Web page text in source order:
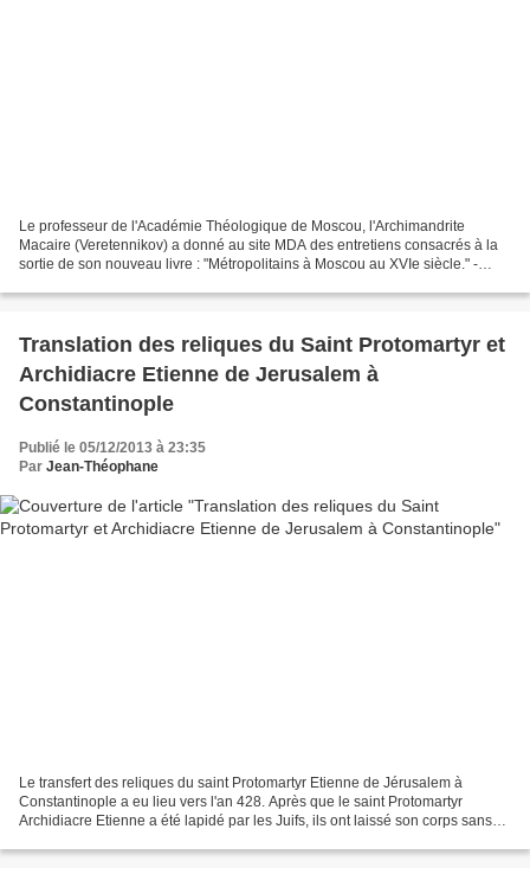
Le professeur de l'Académie Théologique de Moscou, l'Archimandrite
Macaire (Veretennikov) a donné au site MDA des entretiens consacrés à la
sortie de son nouveau livre : "Métropolitains à Moscou au XVIe siècle." -
Translation des reliques du Saint Protomartyr et
Archidiacre Etienne de Jerusalem à
Constantinople
Publié le 05/12/2013 à 23:35
Par Jean-Théophane
Le transfert des reliques du saint Protomartyr Etienne de Jérusalem à
Constantinople a eu lieu vers l'an 428. Après que le saint Protomartyr
Archidiacre Etienne a été lapidé par les Juifs, ils ont laissé son corps sans